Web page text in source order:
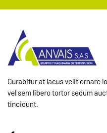
Curabitur at lacus velit ornare
vel sem libero tortor sedum
tincidunt.